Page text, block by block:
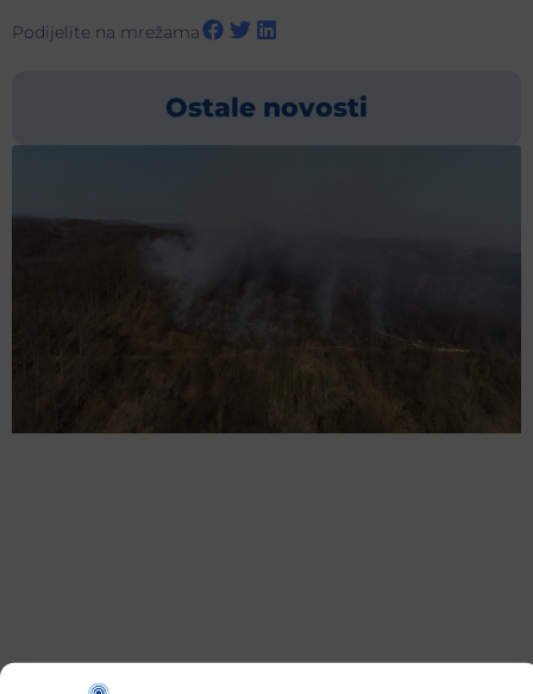
Podijelite na mrežama
Ostale novosti